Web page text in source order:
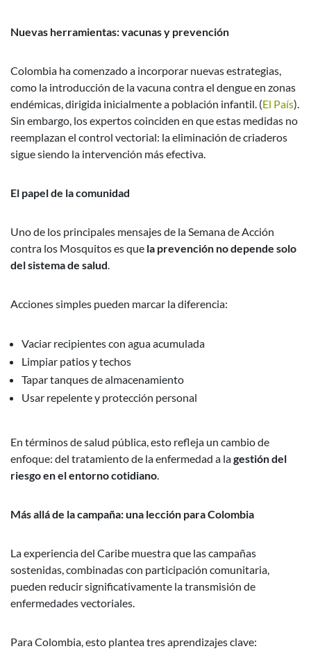
Nuevas herramientas: vacunas y prevención
Colombia ha comenzado a incorporar nuevas estrategias,
como la introducción de la vacuna contra el dengue en zonas
endémicas, dirigida inicialmente a población infantil. (El País).
Sin embargo, los expertos coinciden en que estas medidas no
reemplazan el control vectorial: la eliminación de criaderos
sigue siendo la intervención más efectiva.
El papel de la comunidad
Uno de los principales mensajes de la Semana de Acción
contra los Mosquitos es que la prevención no depende solo
del sistema de salud
Acciones simples pueden marcar la diferencia:
Vaciar recipientes con agua acumulada
Limpiar patios y techos
Tapar tanques de almacenamiento
Usar repelente y protección personal
En términos de salud pública, esto refleja un cambio de
enfoque: del tratamiento de la enfermedad a lagestión del
riesgo en el entorno cotidiano
Más allá de la campaña: una lección para Colombia
La experiencia del Caribe muestra que las campañas
sostenidas, combinadas con participación comunitaria,
pueden reducir significativamente la transmisión de
enfermedades vectoriales.
Para Colombia, esto plantea tres aprendizajes clave: